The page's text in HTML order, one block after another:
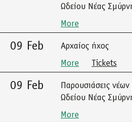
Ωδείου Νέας
More
09 Feb
Αρχαίος ήχος
More
Tickets
09 Feb
Παρουσιάσεις
Ωδείου Νέας
More